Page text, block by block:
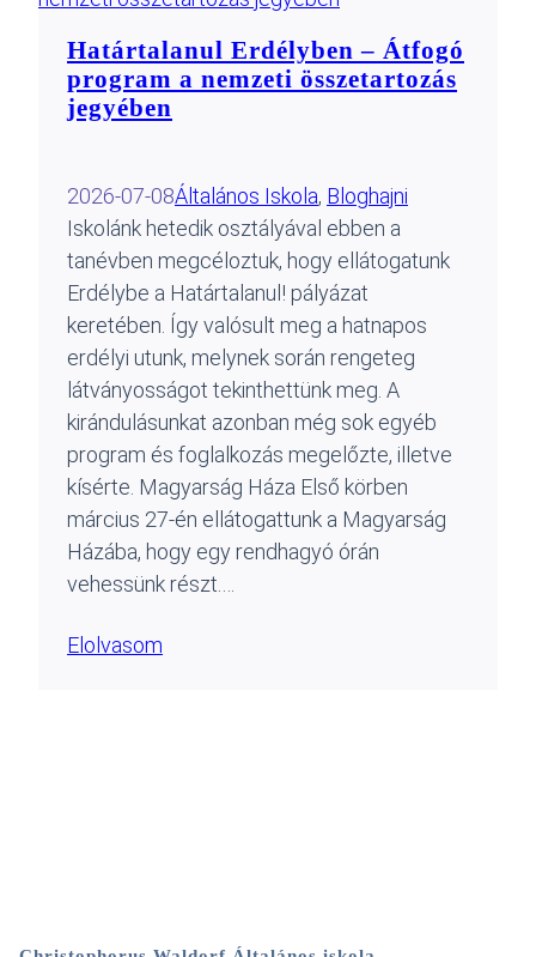
Határtalanul Erdélyben – Átfogó
program a nemzeti összetartozás
jegyében
2026-07-08Általános Iskola, Bloghajni
Iskolánk hetedik osztályával ebben a
tanévben megcéloztuk, hogy ellátogatunk
Erdélybe a Határtalanul! pályázat
keretében. Így valósult meg a hatnapos
erdélyi utunk, melynek során rengeteg
látványosságot tekinthettünk meg. A
kirándulásunkat azonban még sok egyéb
program és foglalkozás megelőzte, illetve
kísérte. Magyarság Háza Első körben
március 27-én ellátogattunk a Magyarság
Házába, hogy egy rendhagyó órán
vehessünk részt.…
Elolvasom